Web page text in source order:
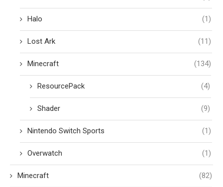
Halo (1)
Lost Ark (11)
Minecraft (134)
ResourcePack (4)
Shader (9)
Nintendo Switch Sports (1)
Overwatch (1)
Minecraft (82)